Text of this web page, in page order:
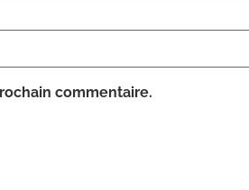
commentaire.